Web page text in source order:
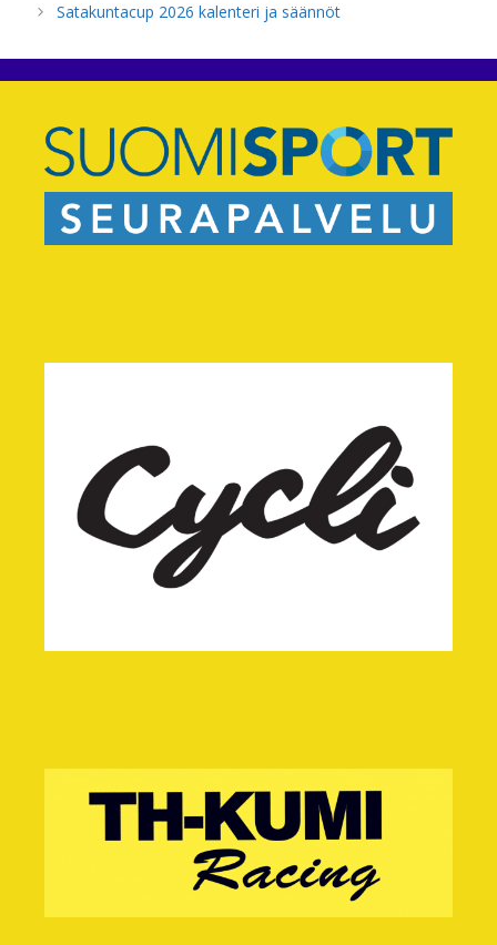
Satakuntacup 2026 kalenteri ja säännöt